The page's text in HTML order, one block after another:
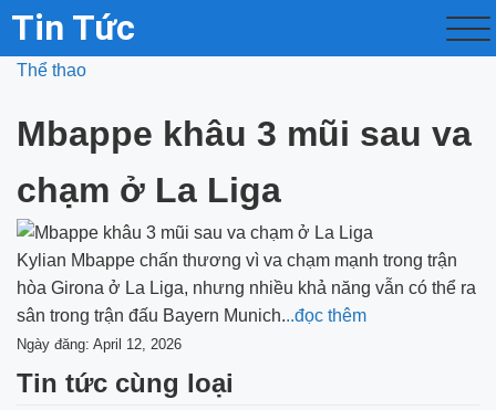
Tin Tức
Thể thao
Mbappe khâu 3 mũi sau va
chạm ở La Liga
Kylian Mbappe chấn thương vì va chạm mạnh trong trận
hòa Girona ở La Liga, nhưng nhiều khả năng vẫn có thể ra
sân trong trận đấu Bayern Munich...đọc thêm
Ngày đăng: April 12, 2026
Tin tức cùng loại